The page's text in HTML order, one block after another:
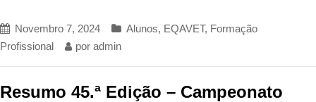
Novembro 7, 2024 Alunos, EQAVET, Formação
Profissional
por admin
Resumo 45.ª Edição – Campeonato